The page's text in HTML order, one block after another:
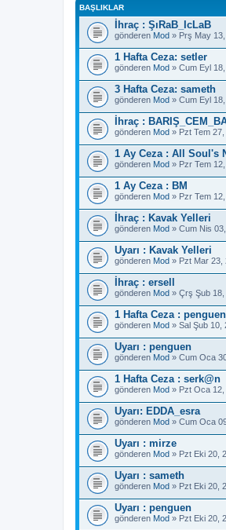
BAŞLIKLAR
İhraç : ŞıRaB_IcLaB
gönderen Mod » Prş May
1 Hafta Ceza: setler
gönderen Mod » Cum Eyl
3 Hafta Ceza: sameth
gönderen Mod » Cum Eyl
İhraç :
gönderen Mod » Pzt Tem
1 Ay Ceza : All Soul's
gönderen Mod » Pzr Tem
1 Ay Ceza : BM
gönderen Mod » Pzr Tem
İhraç : Kavak Yelleri
gönderen Mod » Cum Nis
Uyarı : Kavak Yelleri
gönderen Mod » Pzt Mar 23,
İhraç : ersell
gönderen Mod » Çrş Şub
1 Hafta Ceza : penguen
gönderen Mod » Sal Şub 10,
Uyarı : penguen
gönderen Mod » Cum Oca
1 Hafta Ceza : serk@n
gönderen Mod » Pzt Oca
Uyarı: EDDA_esra
gönderen Mod » Cum Oca
Uyarı : mirze
gönderen Mod » Pzt Eki 20,
Uyarı : sameth
gönderen Mod » Pzt Eki 20,
Uyarı : penguen
gönderen Mod » Pzt Eki 20,